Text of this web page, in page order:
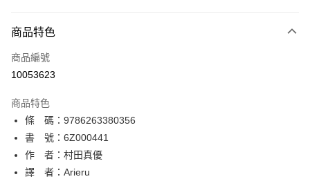
信用卡一次付款
超商取貨付款
相關說明
【關於「AFTEE先享後付」】
AFTEE先享後付是「在收到商品之後才付款」的支付方式。 讓您購物簡單
便利好安心！
１．簡單：不需註冊會員、不需綁卡、不需儲值。
２．便利：只要手機號碼，簡訊認證，即可結帳。
ATM付款
運送方式
商品特色
商品編號
10053623
商品特色
條 碼：9786263380356
書 號：6Z000441
作 者：村田真優
譯 者：Arieru